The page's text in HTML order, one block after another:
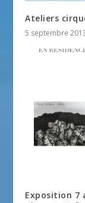
Ateliers
5 septembre
Exposition